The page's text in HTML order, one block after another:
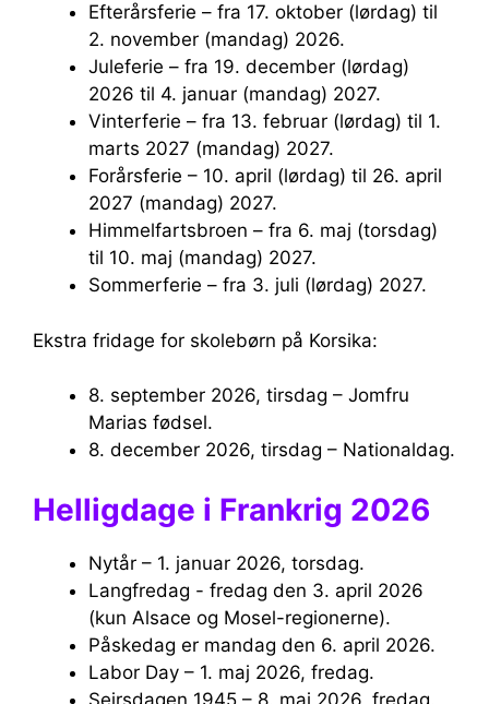
Efterårsferie – fra 17. oktober (lørdag) til
2. november (mandag) 2026.
Juleferie – fra 19. december (lørdag)
2026 til 4. januar (mandag) 2027.
Vinterferie – fra 13. februar (lørdag) til 1.
marts 2027 (mandag) 2027.
Forårsferie – 10. april (lørdag) til 26. april
2027 (mandag) 2027.
Himmelfartsbroen – fra 6. maj (torsdag)
til 10. maj (mandag) 2027.
Sommerferie – fra 3. juli (lørdag) 2027.
Ekstra fridage for skolebørn på Korsika:
8. september 2026, tirsdag – Jomfru
Marias fødsel.
8. december 2026, tirsdag – Nationaldag.
Helligdage i Frankrig 2026
Nytår – 1. januar 2026, torsdag.
Langfredag ​​- fredag ​​den 3. april 2026
(kun Alsace og Mosel-regionerne).
Påskedag er mandag den 6. april 2026.
Labor Day – 1. maj 2026, fredag.
Sejrsdagen 1945 – 8. maj 2026, fredag.